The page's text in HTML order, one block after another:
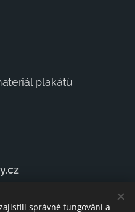
plakátů
správné fungování a